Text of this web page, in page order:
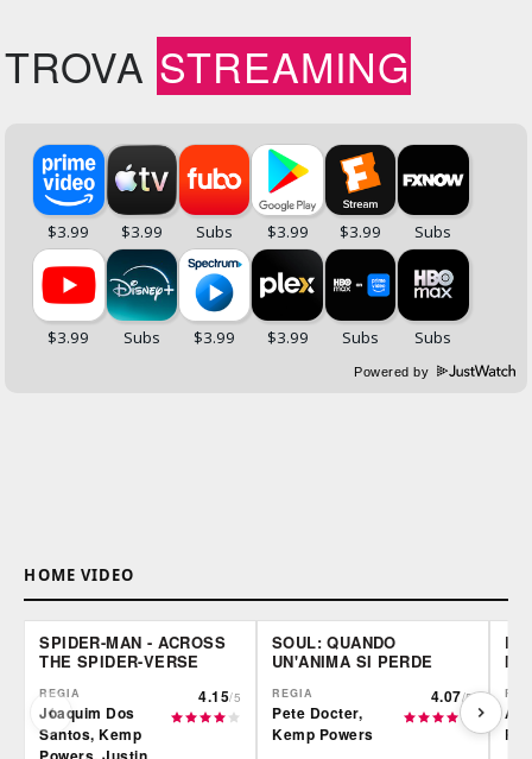
TROVA STREAMING
Powered by
HOME VIDEO
SPIDER-MAN - ACROSS
THE SPIDER-VERSE
REGIA
Joaquim Dos
Santos, Kemp
4.15/5
SOUL: QUANDO
UN'ANIMA SI PERDE
REGIA
Pete Docter,
Kemp Powers
4.07/5
LE